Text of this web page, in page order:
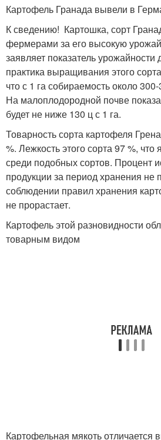
Картофель Гранада вывели в
К сведению! Картошка, сорт
фермерами за его высокую
заявляет показатель
практика выращивания этого
что с 1 га собираемость около
На малоплодородной почве
будет не ниже 130 ц с 1 га.
Товарность сорта картофеля
%. Лежкость этого сорта 97 %, что
среди подобных сортов. Процент
продукции за период хранения
соблюдении правил хранения
не прорастает.
Картофель этой разновидности
товарным видом
Картофельная мякоть отличается